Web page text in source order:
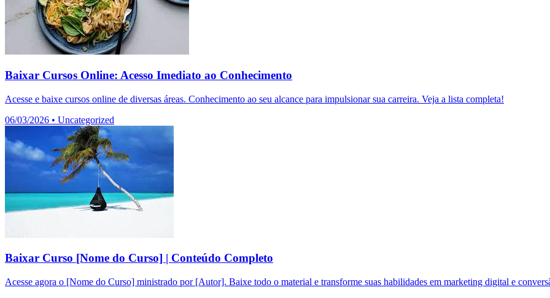
Baixar Cursos Online: Acesso Imediato ao Conhecimento
Acesse e baixe cursos online de diversas áreas. Conhecimento ao seu alcance para impulsionar sua carreira. Veja a lista completa!
06/03/2026 • Uncategorized
Baixar Curso [Nome do Curso] | Conteúdo Completo
Acesse agora o [Nome do Curso] ministrado por [Autor]. Baixe todo o material e transforme suas habilidades em marketing digital e